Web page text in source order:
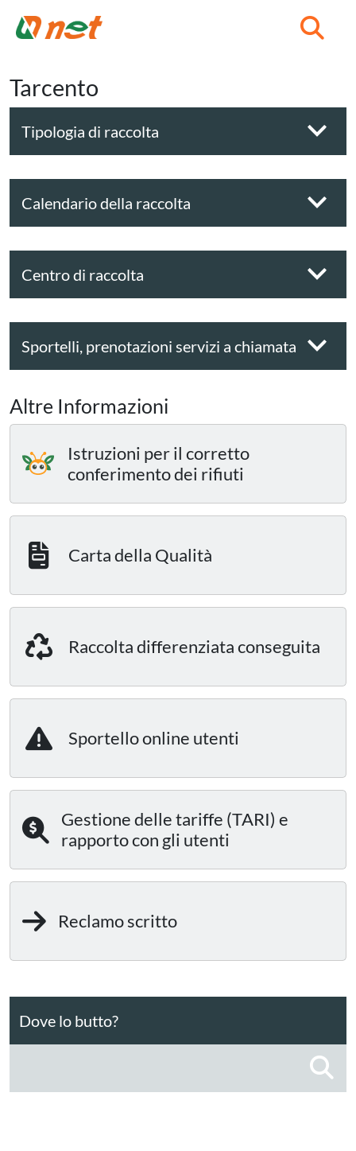
Tarcento
Tipologia di raccolta
Calendario della raccolta
Centro di raccolta
Sportelli, prenotazioni servizi a chiamata
Altre Informazioni
Istruzioni per il corretto
conferimento dei rifiuti
Carta della Qualità
Raccolta differenziata conseguita
Sportello online utenti
Gestione delle tariffe (TARI) e
rapporto con gli utenti
Reclamo scritto
Dove lo butto?